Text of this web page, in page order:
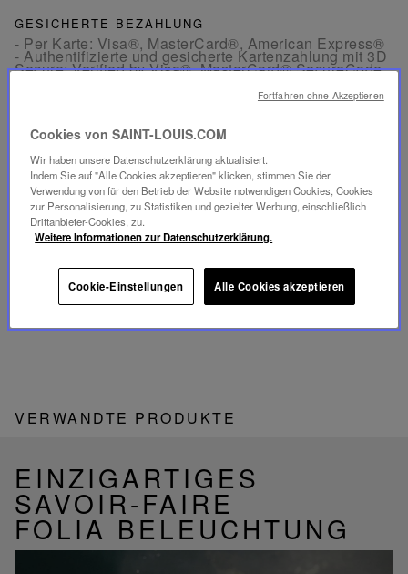
GESICHERTE BEZAHLUNG
- Per Karte: Visa®, MasterCard®, American Express®
- Authentifizierte und gesicherte Kartenzahlung mit 3D
Secure: Verified by Visa®, MasterCard® SecureCode,
KOSTENLOSE RÜCKGABE
Rücksendungen sind innerhalb von 30 Tagen ab
Bestelldatum in Frankreich und Europa kostenlos
möglich.
KUNDENSERVICE
Unser Kundenservice ist von Montag bis Freitag
Telefon:+33 1 49 42 42 63
Per WhatsApp:+33 7 89 41 73 31
E-Mail
VERWANDTE PRODUKTE
EINZIGARTIGES
SAVOIR-FAIRE
FOLIA BELEUCHTUNG
Cookies von SAINT-LOUIS.COM
Wir haben unsere Datenschutzerklärung aktualisiert.
Indem Sie auf "Alle Cookies akzeptieren" klicken, stimmen Sie der
Verwendung von für den Betrieb der Website notwendigen Cookies, Cookies
zur Personalisierung, zu Statistiken und gezielter Werbung, einschließlich
Drittanbieter-Cookies, zu.
Weitere Informationen zur Datenschutzerklärung.
Cookie-Einstellungen Alle Cookies akzeptieren
Fortfahren ohne Akzeptieren